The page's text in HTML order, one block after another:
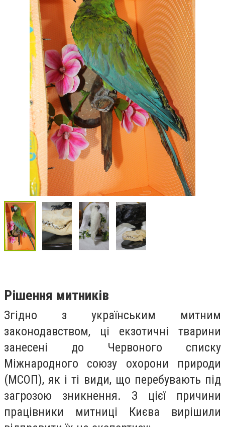
Рішення митників
Згідно з українським митним
законодавством, ці екзотичні тварини
занесені до Червоного списку
Міжнародного союзу охорони природи
(МСОП), як і ті види, що перебувають під
загрозою зникнення. З цієї причини
працівники митниці Києва вирішили